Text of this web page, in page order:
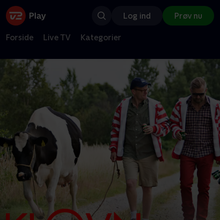
Log ind Prøv nu
Forside Live TV Kategorier